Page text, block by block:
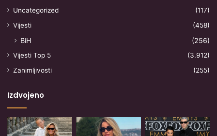
Uncategorized
(117)
Vijesti
(458)
BiH (256)
Vijesti Top 5
(3.912)
Zanimljivosti
(255)
Izdvojeno